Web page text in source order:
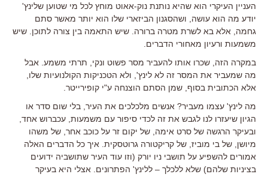
העניין העיקרי הוא שהיא נותנת נוק-אאוט מוחץ לכל מי שטוען שלינץ'
יודע מה הוא עושה, ושהסגנון הביזארי שלו הוא יותר מאשר סתם
גחמה, אלא בא לשרת מטרה ברורה. שיש התאמה בין צורה לתוכן. שיש
משמעות ורעיון מאחורי הדברים.
במקרה הזה, שכרו אותו להעביר מסר פשוט ונקי, תרתי משמע. אבל
מה שמעביר את המסר זה לא לינץ', ולא הטכניקות הקולנועיות שלו,
אלא הכתובית בסוף, שמן הסתם הוצנחה ע"י קופירייטר.
מה לינץ' עצמו מעביר? אנשים מלכלכים את העיר, בלי שום סדר או
הגיון שיעזרו לנו לגבש את זה לכדי סיפור עם משמעות, עכברוש אחד,
ובעיקר הרגשה של סרט אימה, של יקום זר על כוכב אחר, של משהו
מיושן, של בי מוביז, של קריקטורה גרוטסקית. איך כל הדברים האלה
אמורים להשפיע על תושבי ניו יורק (וזו עוד העיר שתושביה ידועים
בציניות שלהם) שלא ללכלך – ללינץ' הפתרונים. אצלי היא בעיקר